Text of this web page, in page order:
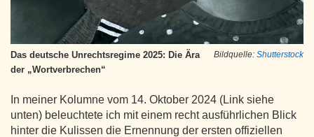
Bildquelle: Shutterstock
Das deutsche Unrechtsregime 2025: Die Ära
der „Wortverbrechen“
In meiner Kolumne vom 14. Oktober 2024 (Link siehe
unten) beleuchtete ich mit einem recht ausführlichen Blick
hinter die Kulissen die Ernennung der ersten offiziellen